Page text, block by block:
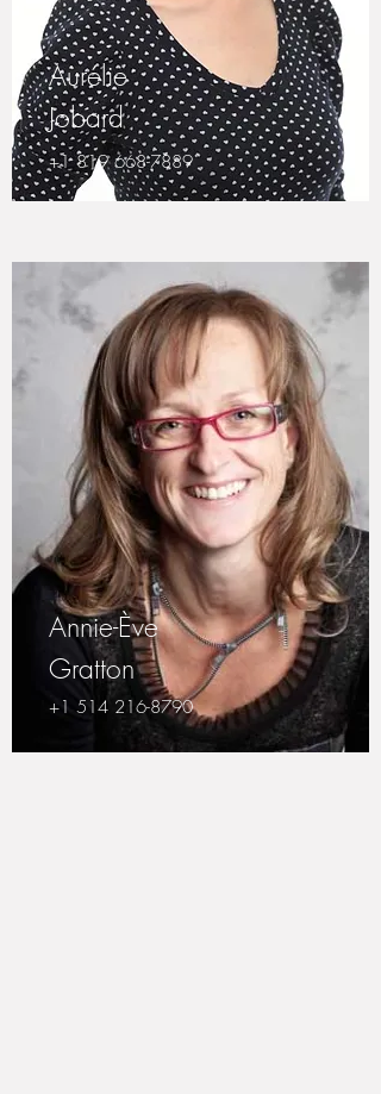
Aurélie
Jobard
+1 819 668-7889
Annie-Ève
Gratton
+1 514 216-8790